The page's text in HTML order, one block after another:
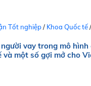
Tốt nghiệp/ Khoa Quốc tế/
vay trong mô hình
một số gợi mở cho